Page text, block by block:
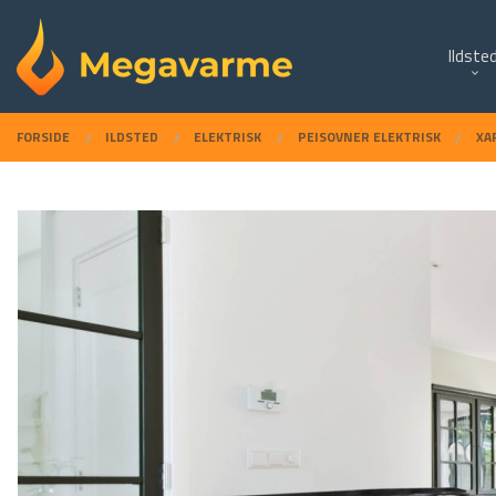
innholdet
PRODUKTER
FORSIDE ILDSTED ELEKTRISK PEISOVNER ELEKTRISK